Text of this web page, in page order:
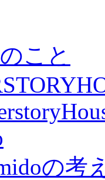
こと
の考